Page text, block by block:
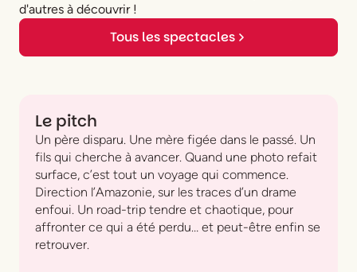
d'autres à découvrir !
Tous les spectacles
Le pitch
Un père disparu. Une mère figée dans le passé. Un
fils qui cherche à avancer. Quand une photo refait
surface, c’est tout un voyage qui commence.
Direction l’Amazonie, sur les traces d’un drame
enfoui. Un road-trip tendre et chaotique, pour
affronter ce qui a été perdu… et peut-être enfin se
retrouver.